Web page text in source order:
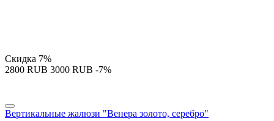
Скидка 7%
‍2800‍ RUB ‍3000‍ RUB -7%
Вертикальные жалюзи "Венера золото, серебро"